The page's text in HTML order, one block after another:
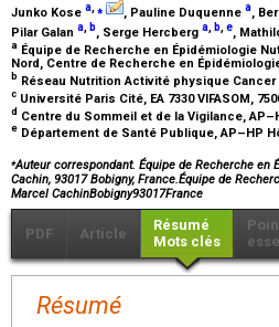
Junko Kose a,⁎ , Pauline Duquenne a,
Pilar Galan a b, Serge Hercberg a b e,
a Équipe de Recherche en Épidémiologie
Nord, Centre de Recherche en
b Réseau Nutrition Activité physique
c Université Paris Cité, EA 7330 VIFASOM,
d Centre du Sommeil et de la Vigilance,
e Département de Santé Publique, AP–HP
⁎Auteur correspondant. Équipe de Recherche en
Cachin, 93017 Bobigny, France.Équipe de
Marcel CachinBobigny93017France
PDF Article
Résumé
Mots clés
Résumé